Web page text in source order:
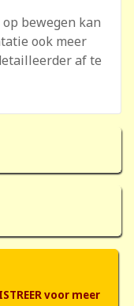
bewegen kan
ook meer
af te
voor meer